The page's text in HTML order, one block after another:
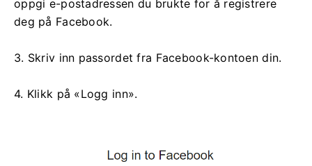
oppgi e-postadressen du brukte for å registrere
deg på Facebook.
3. Skriv inn passordet fra Facebook-kontoen din.
4. Klikk på «Logg inn».